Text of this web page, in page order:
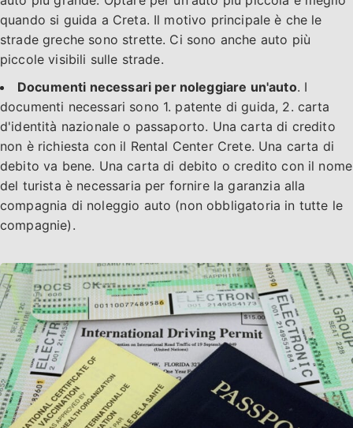
quando si guida a Creta. Il motivo principale è che le
strade greche sono strette. Ci sono anche auto più
piccole visibili sulle strade.
Documenti necessari per noleggiare un'auto. I
documenti necessari sono 1. patente di guida, 2. carta
d'identità nazionale o passaporto. Una carta di credito
non è richiesta con il Rental Center Crete. Una carta di
debito va bene. Una carta di debito o credito con il nome
del turista è necessaria per fornire la garanzia alla
compagnia di noleggio auto (non obbligatoria in tutte le
compagnie).